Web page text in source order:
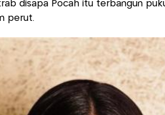
disapa Pocah itu terbangun
perut.